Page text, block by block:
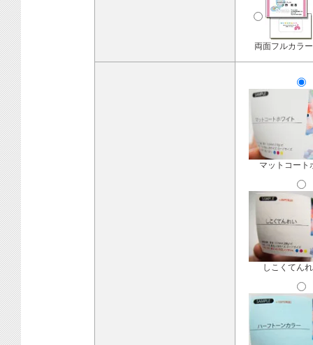
両面フルカラー
マットコート
しこくてん